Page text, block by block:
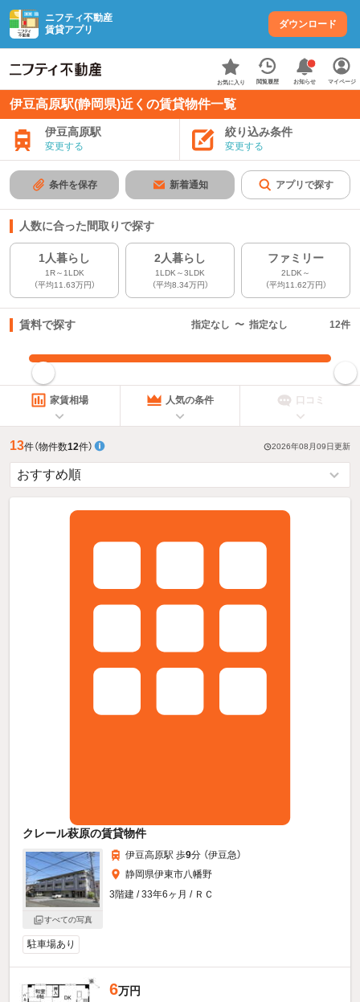
ニフティ不動産
賃貸アプリ
ダウンロード
お気に入り 閲覧履歴 お知らせ マイページ
伊豆高原駅(静岡県)近くの賃貸物件一覧
伊豆高原駅
変更する
絞り込み条件
変更する
条件を保存 新着通知 アプリで探す
人数に合った間取りで探す
1人暮らし
1R～1LDK
（平均11.63万円）
2人暮らし
1LDK～3LDK
（平均8.34万円）
ファミリー
2LDK～
（平均11.62万円）
賃料で探す 指定なし 〜 指定なし 12件
指定した賃料で絞り込む
家賃相場 人気の条件 口コミ
13件（物件数12件） 2026年08月09日更新
クレール萩原の賃貸物件
すべての写真
伊豆高原駅 歩9分 （伊豆急）
静岡県伊東市八幡野
3階建 / 33年6ヶ月 / ＲＣ
駐車場あり
6万円